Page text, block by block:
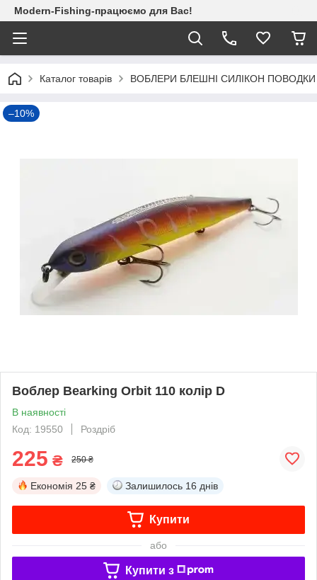
Modern-Fishing-працюємо для Вас!
Каталог товарів ВОБЛЕРИ БЛЕШНІ СИЛІКОН
–10%
Воблер Bearking Orbit 110 колір D
В наявності
Код: 19550
Роздріб
225 ₴ 250 ₴
Економія 25 ₴ Залишилось 16 днів
Купити
або
Купити з